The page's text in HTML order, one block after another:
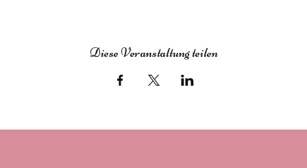
Diese Veranstaltung teilen